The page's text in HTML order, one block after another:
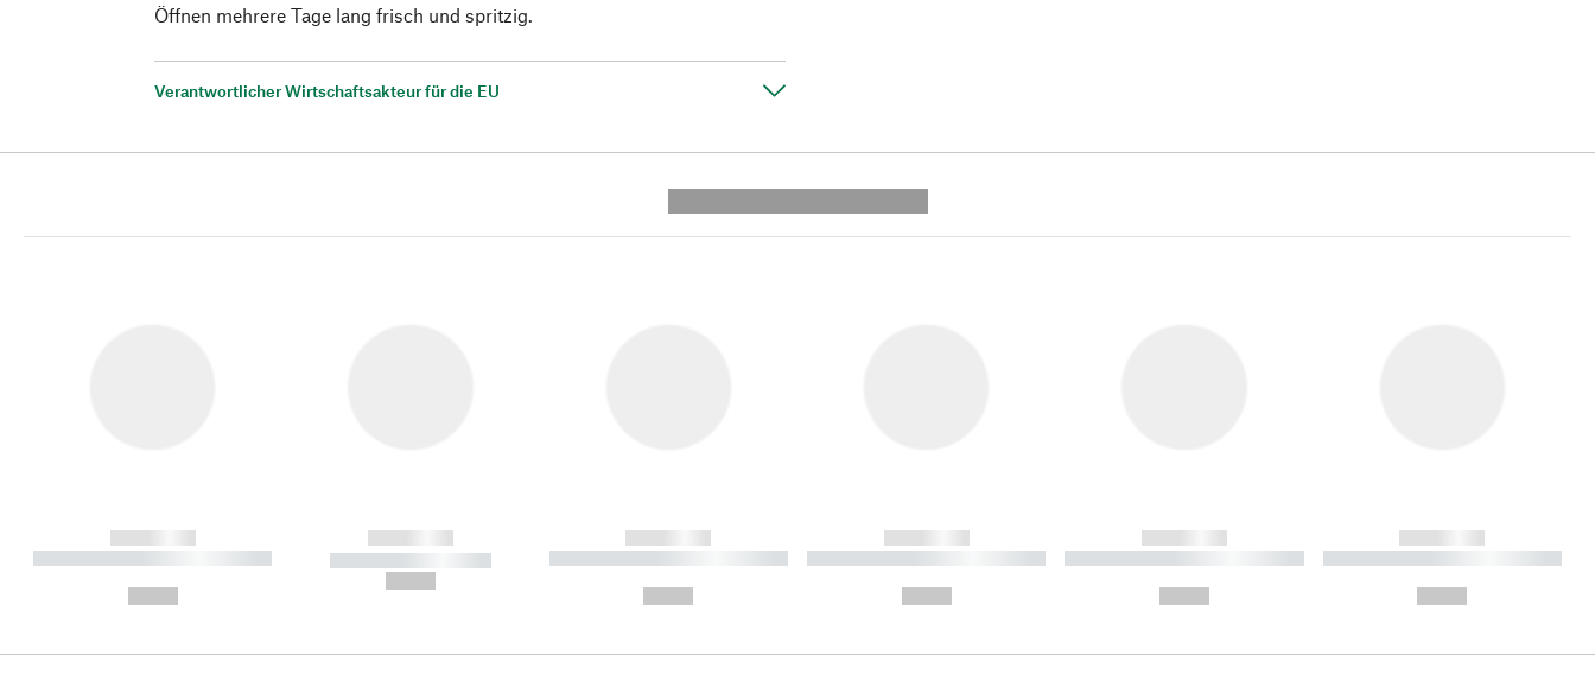
Öffnen mehrere Tage lang frisch und spritzig.
Verantwortlicher Wirtschaftsakteur für die EU
------------
----------- ----------- ----------
------------
----------- -----------
------------
----------- ----------- ----------
------------
----------- ----------- ----------
------------
----------- ----------- ----------
------------
----------- ----------- ----------